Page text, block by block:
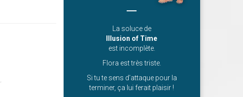
La soluce de
Illusion of Time
est incomplète.
Flora est très triste.
Si tu te sens d’attaque pour la
terminer, ça lui ferait plaisir !